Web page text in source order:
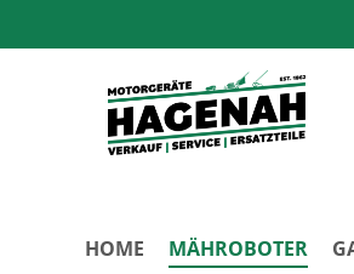
HOME MÄHROBOTER